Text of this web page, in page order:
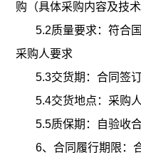
购（具体采购内容及技
5.2质量要求：符合
采购人要求
5.3交货期：合同签
5.4交货地点：采购
5.5质保期： 自验收
6、合同履行期限：